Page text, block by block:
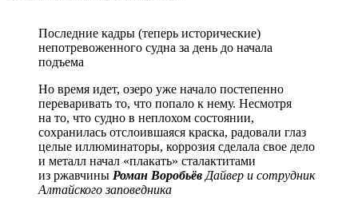
Последние кадры (теперь исторические)
непотревоженного судна за день до начала
подъема
Но время идет, озеро уже начало постепенно
переваривать то, что попало к нему. Несмотря
на то, что судно в неплохом состоянии,
сохранилась отслоившаяся краска, радовали глаз
целые иллюминаторы, коррозия сделала свое дело
и металл начал «плакать» сталактитами
из ржавчины Роман Воробьёв Дайвер и сотрудник
Алтайского заповедника